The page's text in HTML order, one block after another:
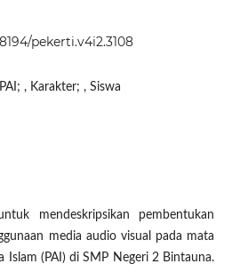
pekerti.v4i2.3108
, Karakter; , Siswa
mendeskripsikan pembentukan
media audio visual pada mata
Islam (PAI) di SMP Negeri 2 Bintauna.